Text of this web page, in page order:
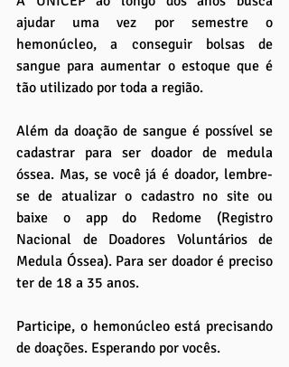
ajudar uma vez por semestre o
hemonúcleo, a conseguir bolsas de
sangue para aumentar o estoque que é
tão utilizado por toda a região.
Além da doação de sangue é possível se
cadastrar para ser doador de medula
óssea. Mas, se você já é doador, lembre-
se de atualizar o cadastro no site ou
baixe o app do Redome (Registro
Nacional de Doadores Voluntários de
Medula Óssea). Para ser doador é preciso
ter de 18 a 35 anos.
Participe, o hemonúcleo está precisando
de doações. Esperando por vocês.